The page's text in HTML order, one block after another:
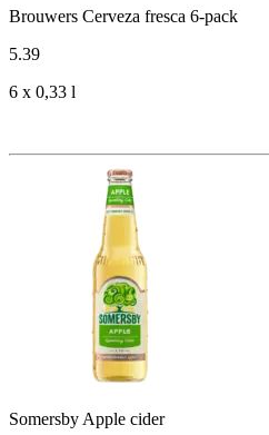
Brouwers Cerveza fresca 6-pack
5.39
6 x 0,33 l
Somersby Apple cider